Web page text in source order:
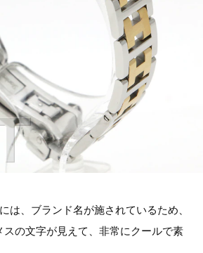
は、ブランド名が施されているため、
の文字が見えて、非常にクールで素